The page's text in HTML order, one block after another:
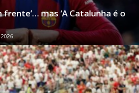
frente’… mas ‘A Catalunha é o